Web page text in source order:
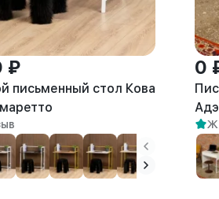
₽
письменный стол Кова
0